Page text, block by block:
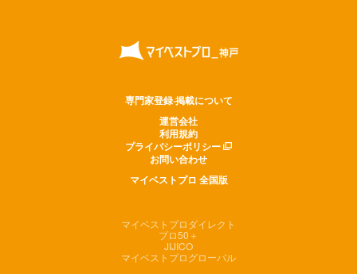
専門家登録·掲載について
運営会社
利用規約
プライバシーポリシー
お問い合わせ
マイベストプロ 全国版
マイベストプロダイレクト
プロ50＋
JIJICO
マイベストプログローバル